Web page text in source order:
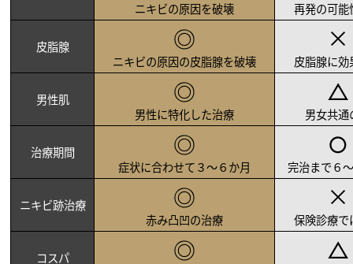
ニキビの原因を破壊 再発の可能
皮脂腺 ◎
ニキビの原因の皮脂腺を破壊
×
皮脂腺に効
男性肌 ◎
男性に特化した治療
△
男女共通
治療期間 ◎
症状に合わせて３〜６か月
○
完治まで６
ニキビ跡治療 ◎
赤み凸凹の治療
×
保険診療で
コスパ ◎ △